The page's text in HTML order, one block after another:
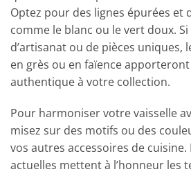
Optez pour des lignes épurées et
comme le blanc ou le vert doux.
d’artisanat ou de pièces uniques,
en grès ou en faïence
authentique à votre collection.
Pour harmoniser votre vaisselle
misez sur des motifs ou des
vos autres accessoires de cuisine.
actuelles mettent à l’honneur les